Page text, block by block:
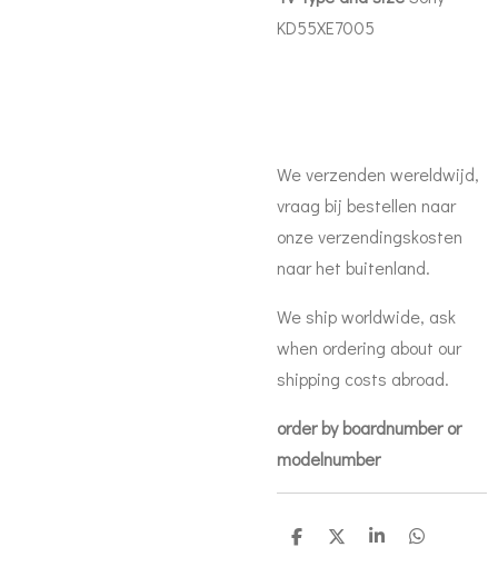
KD55XE7005
We verzenden wereldwijd,
vraag bij bestellen naar
onze verzendingskosten
naar het buitenland.
We ship worldwide, ask
when ordering about our
shipping costs abroad.
order by boardnumber or
modelnumber
D
D
S
D